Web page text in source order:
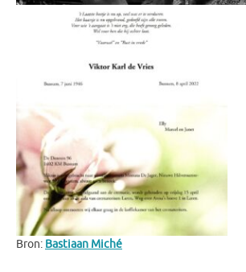
Bron: Bastiaan Miché